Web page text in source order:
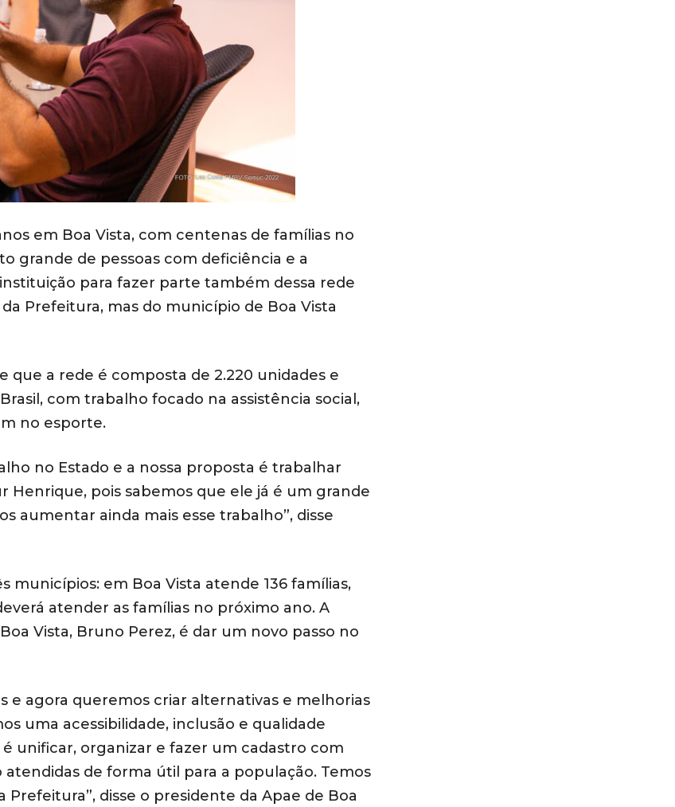
em Boa Vista, com centenas de famílias no
grande de pessoas com deficiência e a
para fazer parte também dessa rede
Prefeitura, mas do município de Boa Vista
que a rede é composta de 2.220 unidades e
com trabalho focado na assistência social,
no esporte.
no Estado e a nossa proposta é trabalhar
pois sabemos que ele já é um grande
aumentar ainda mais esse trabalho”, disse
municípios: em Boa Vista atende 136 famílias,
atender as famílias no próximo ano. A
Vista, Bruno Perez, é dar um novo passo no
e agora queremos criar alternativas e melhorias
uma acessibilidade, inclusão e qualidade
unificar, organizar e fazer um cadastro com
de forma útil para a população. Temos
disse o presidente da Apae de Boa